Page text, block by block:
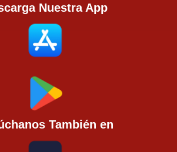
Nuestra App
También en